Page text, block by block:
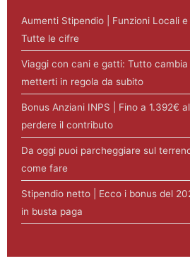
Aumenti Stipendio | Funzioni Locali
Tutte le cifre
Viaggi con cani e gatti: Tutto
metterti in regola da subito
Bonus Anziani INPS | Fino a 1.392€
perdere il contributo
Da oggi puoi parcheggiare sul
come fare
Stipendio netto | Ecco i bonus del
in busta paga